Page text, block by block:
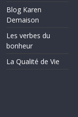
Blog Karen
Demaison
Les verbes du
bonheur
La Qualité de Vie